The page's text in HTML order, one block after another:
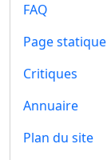
FAQ
Page statique
Critiques
Annuaire
Plan du site